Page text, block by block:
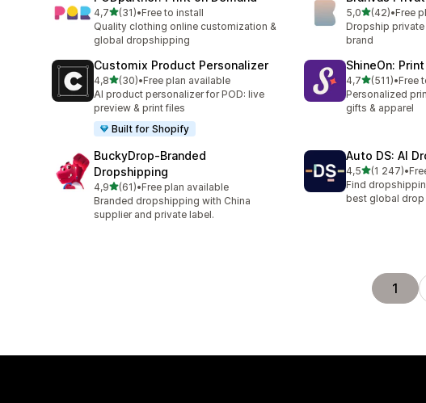
4,7z 5 hvězd
(31)
Celkový počet recenzí: 31
•Free to install
Quality clothing online customization &
global dropshipping
5,0z 5 hvězd
(42)
Celkový počet
•Free
Dropship
brand
Customix Product Personalizer
4,8z 5 hvězd
(30)
Celkový počet recenzí: 30
•Free plan available
AI product personalizer for POD: live
preview & print files
Built for Shopify
ShineOn:
4,7z 5 hvězd
(511)
Celkový počet
•Free
Personalized
gifts & apparel
BuckyDrop‑Branded
Dropshipping
4,9z 5 hvězd
(61)
Celkový počet recenzí: 61
•Free plan available
Branded dropshipping with China
supplier and private label.
Auto DS: AI
4,5z 5 hvězd
(1 247)
Celkový počet
•
Find
best global drop
1